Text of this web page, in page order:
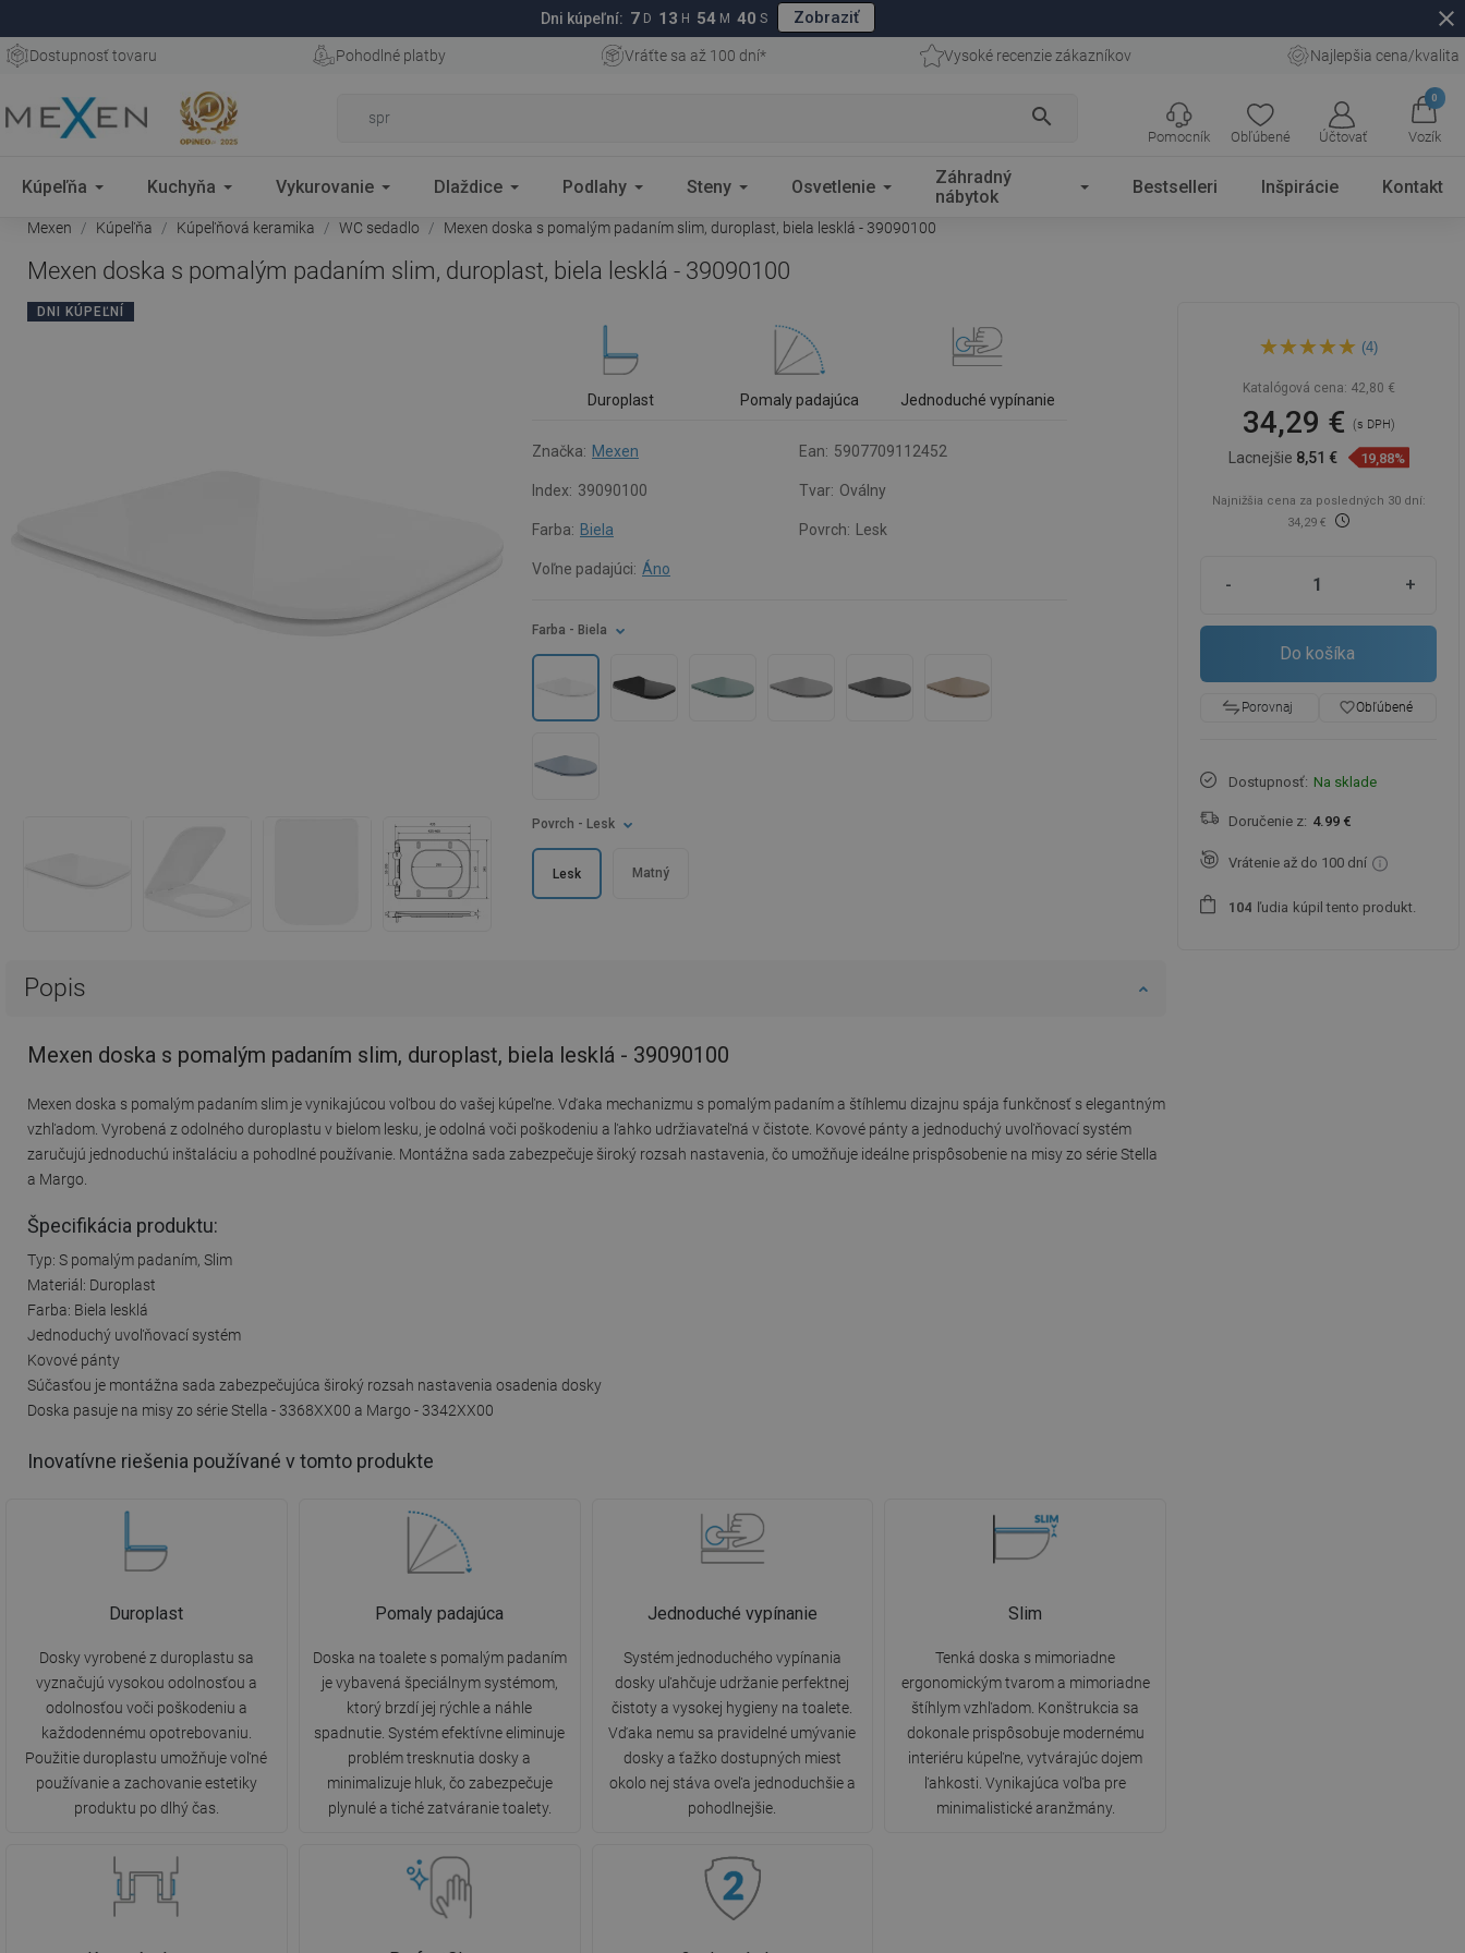
Dni kúpeľní: 7 D 13 H 54 M 39 S Zobraziť close
Dostupnosť tovaru Pohodlné platby Vráťte sa až 100 dní* Vysoké recenzie zákazníkov Najlepšia cena/kvalita
search
Obľúbené Účtovať
0
Vozík
Pomocník
Kúpeľňa Kuchyňa Vykurovanie Dlaždice Podlahy Steny Osvetlenie
Záhradný
nábytok
Bestselleri Inšpirácie Kontakt
Mexen Kúpeľňa Kúpeľňová keramika WC sedadlo Mexen doska s pomalým padaním slim, duroplast, biela lesklá - 39090100
Mexen doska s pomalým padaním slim, duroplast, biela lesklá - 39090100
DNI KÚPEĽNÍ
Duroplast Pomaly padajúca Jednoduché vypínanie
Značka: Mexen Ean: 5907709112452
Index: 39090100 Tvar: Oválny
Farba: Biela Povrch: Lesk
Voľne padajúci: Áno
Farba - Biela
Povrch - Lesk
Lesk Matný
Popis
Mexen doska s pomalým padaním slim, duroplast, biela lesklá - 39090100
Mexen doska s pomalým padaním slim je vynikajúcou voľbou do vašej kúpeľne. Vďaka mechanizmu s pomalým padaním a štíhlemu dizajnu spája funkčnosť s elegantným
vzhľadom. Vyrobená z odolného duroplastu v bielom lesku, je odolná voči poškodeniu a ľahko udržiavateľná v čistote. Kovové pánty a jednoduchý uvoľňovací systém
zaručujú jednoduchú inštaláciu a pohodlné používanie. Montážna sada zabezpečuje široký rozsah nastavenia, čo umožňuje ideálne prispôsobenie na misy zo série Stella
a Margo.
Špecifikácia produktu:
Typ: S pomalým padaním, Slim
Materiál: Duroplast
Farba: Biela lesklá
Jednoduchý uvoľňovací systém
Kovové pánty
Súčasťou je montážna sada zabezpečujúca široký rozsah nastavenia osadenia dosky
Doska pasuje na misy zo série Stella - 3368XX00 a Margo - 3342XX00
Inovatívne riešenia používané v tomto produkte
Duroplast
Dosky vyrobené z duroplastu sa
vyznačujú vysokou odolnosťou a
odolnosťou voči poškodeniu a
každodennému opotrebovaniu.
Použitie duroplastu umožňuje voľné
používanie a zachovanie estetiky
produktu po dlhý čas.
Pomaly padajúca
Doska na toalete s pomalým padaním
je vybavená špeciálnym systémom,
ktorý brzdí jej rýchle a náhle
spadnutie. Systém efektívne eliminuje
problém tresknutia dosky a
minimalizuje hluk, čo zabezpečuje
plynulé a tiché zatváranie toalety.
Jednoduché vypínanie
Systém jednoduchého vypínania
dosky uľahčuje udržanie perfektnej
čistoty a vysokej hygieny na toalete.
Vďaka nemu sa pravidelné umývanie
dosky a ťažko dostupných miest
okolo nej stáva oveľa jednoduchšie a
pohodlnejšie.
Slim
Tenká doska s mimoriadne
ergonomickým tvarom a mimoriadne
štíhlym vzhľadom. Konštrukcia sa
dokonale prispôsobuje modernému
interiéru kúpeľne, vytvárajúc dojem
ľahkosti. Vynikajúca voľba pre
minimalistické aranžmány.
padaním slim, duroplast,
(4)
Katalógová cena: 42,80 €
34,29 € (s DPH)
Lacnejšie 8,51 € 19,88%
Najnižšia cena za posledných 30 dní:
34,29 €
- +
Do košíka
Porovnaj favorite_borderObľúbené
Dostupnosť: Na sklade
Doručenie z: 4.99 €
Vrátenie až do 100 dní
1 04 ľudia kúpil tento produkt.